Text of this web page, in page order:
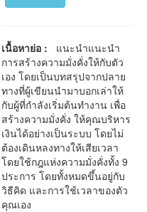
เนื้อหาย่อ :
แนะนำแนะนำ
การสร้างความมั่งคั่งให้กับตัว
เอง โดยเป็นบทสรุปจากปลาย
ทางที่ผู้เขียนนำมาบอกเล่าให้
กับผู้ที่กำลังเริ่มต้นทำงาน เพื่อ
สร้างความมั่งคั่ง ให้คุณบริหาร
เงินได้อย่างเป็นระบบ โดยไม่
ต้องเดินหลงทางให้เสียเวลา
โดยใช้กฎแห่งความมั่งคั่งทั้ง 9
ประการ โดยทั้งหมดขึ้นอยู่กับ
วิธีคิด และการใช้เวลาของตัว
คุณเอง